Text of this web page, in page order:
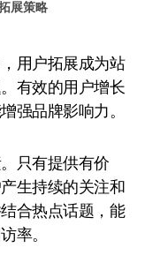
展策略
有效的用户增长
强品牌影响力。
只有提供有价
生持续的关注和
合热点话题，能
率。